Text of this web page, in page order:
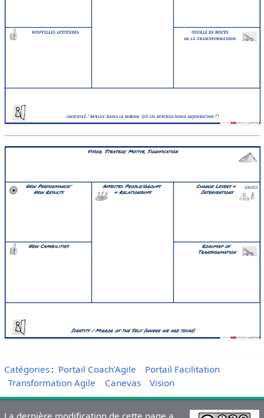
Catégories: Portail Coach'Agile
Portail Facilitation
Transformation Agile
Canevas Vision
La dernière modification de cette page a